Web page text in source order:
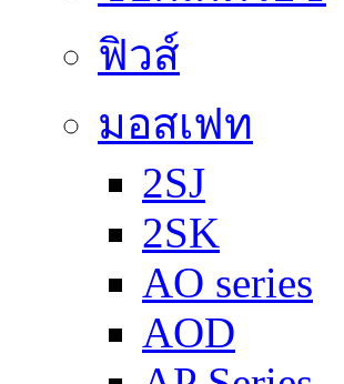
ฟิวส์
มอสเฟท
2SJ
2SK
AO series
AOD